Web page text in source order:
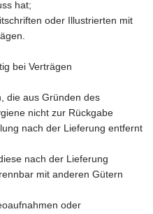
hat;
oder Illustrierten mit
bei Verträgen
die aus Gründen des
nicht zur Rückgabe
nach der Lieferung entfernt
nach der Lieferung
mit anderen Gütern
oder